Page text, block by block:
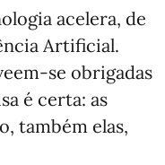
acelera, de
Artificial.
se obrigadas
é certa: as
também elas,